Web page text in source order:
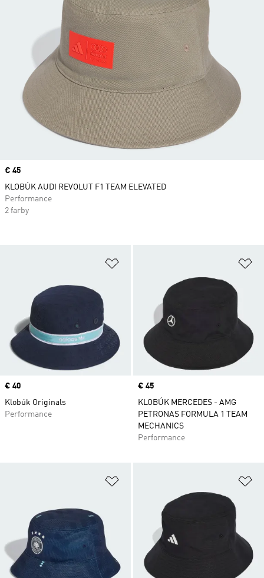
Pridať do zoznamu želaných
Price
€ 40
Klobúk Originals
Performance
Price
€ 45
KLOBÚK MERCEDES - AMG
PETRONAS FORMULA 1 TEAM
MECHANICS
Performance
Pridať do zoznamu želaných
Price
€ 45
KLOBÚK AUDI REVOLUT F1 TEAM ELEVATED
Performance
2 farby